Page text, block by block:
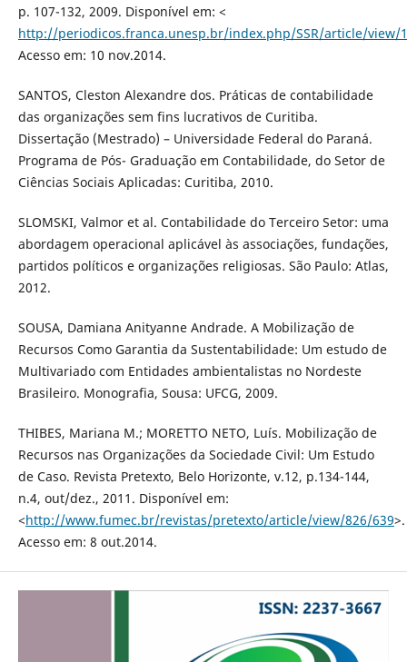
p. 107-132, 2009. Disponível em: <
http://periodicos.franca.unesp.br/index.php/SSR/article/view/
Acesso em: 10 nov.2014.
SANTOS, Cleston Alexandre dos. Práticas de contabilidade
das organizações sem fins lucrativos de Curitiba.
Dissertação (Mestrado) – Universidade Federal do Paraná.
Programa de Pós- Graduação em Contabilidade, do Setor de
Ciências Sociais Aplicadas: Curitiba, 2010.
SLOMSKI, Valmor et al. Contabilidade do Terceiro Setor: uma
abordagem operacional aplicável às associações, fundações,
partidos políticos e organizações religiosas. São Paulo: Atlas,
2012.
SOUSA, Damiana Anityanne Andrade. A Mobilização de
Recursos Como Garantia da Sustentabilidade: Um estudo de
Multivariado com Entidades ambientalistas no Nordeste
Brasileiro. Monografia, Sousa: UFCG, 2009.
THIBES, Mariana M.; MORETTO NETO, Luís. Mobilização de
Recursos nas Organizações da Sociedade Civil: Um Estudo
de Caso. Revista Pretexto, Belo Horizonte, v.12, p.134-144,
n.4, out/dez., 2011. Disponível em:
<http://www.fumec.br/revistas/pretexto/article/view/826/639>.
Acesso em: 8 out.2014.